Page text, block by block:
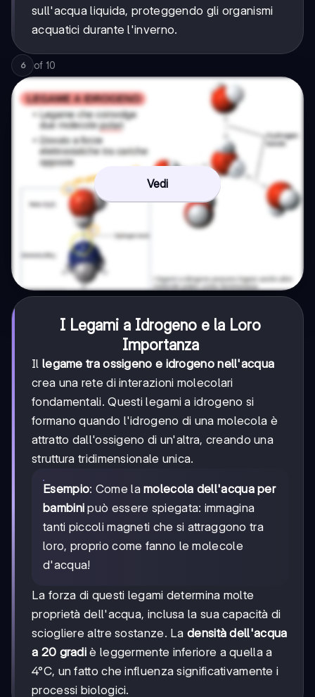
sull'acqua liquida, proteggendo gli organismi
acquatici durante l'inverno.
6 of 10
Vedi
I Legami a Idrogeno e la Loro
Importanza
Il legame tra ossigeno e idrogeno nell'acqua
crea una rete di interazioni molecolari
fondamentali. Questi legami a idrogeno si
formano quando l'idrogeno di una molecola è
attratto dall'ossigeno di un'altra, creando una
struttura tridimensionale unica.
Esempio: Come lamolecola dell'acqua per
bambini può essere spiegata: immagina
tanti piccoli magneti che si attraggono tra
loro, proprio come fanno le molecole
d'acqua!
La forza di questi legami determina molte
proprietà dell'acqua, inclusa la sua capacità di
sciogliere altre sostanze. Ladensità dell'acqua
a 20 gradi è leggermente inferiore a quella a
4°C, un fatto che influenza significativamente i
processi biologici.